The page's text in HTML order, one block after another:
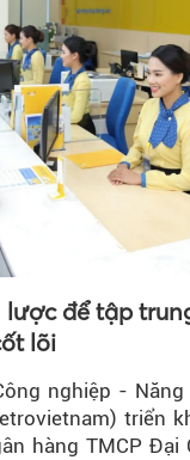
lược để tập
lõi
nghiệp -
triển
hàng TMCP Đại